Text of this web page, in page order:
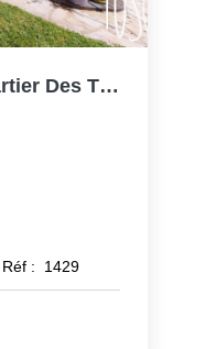
EXCLUSIVITE THIAIS - Quartier Des TILLEULS - MAISON 6...
Réf : 1429